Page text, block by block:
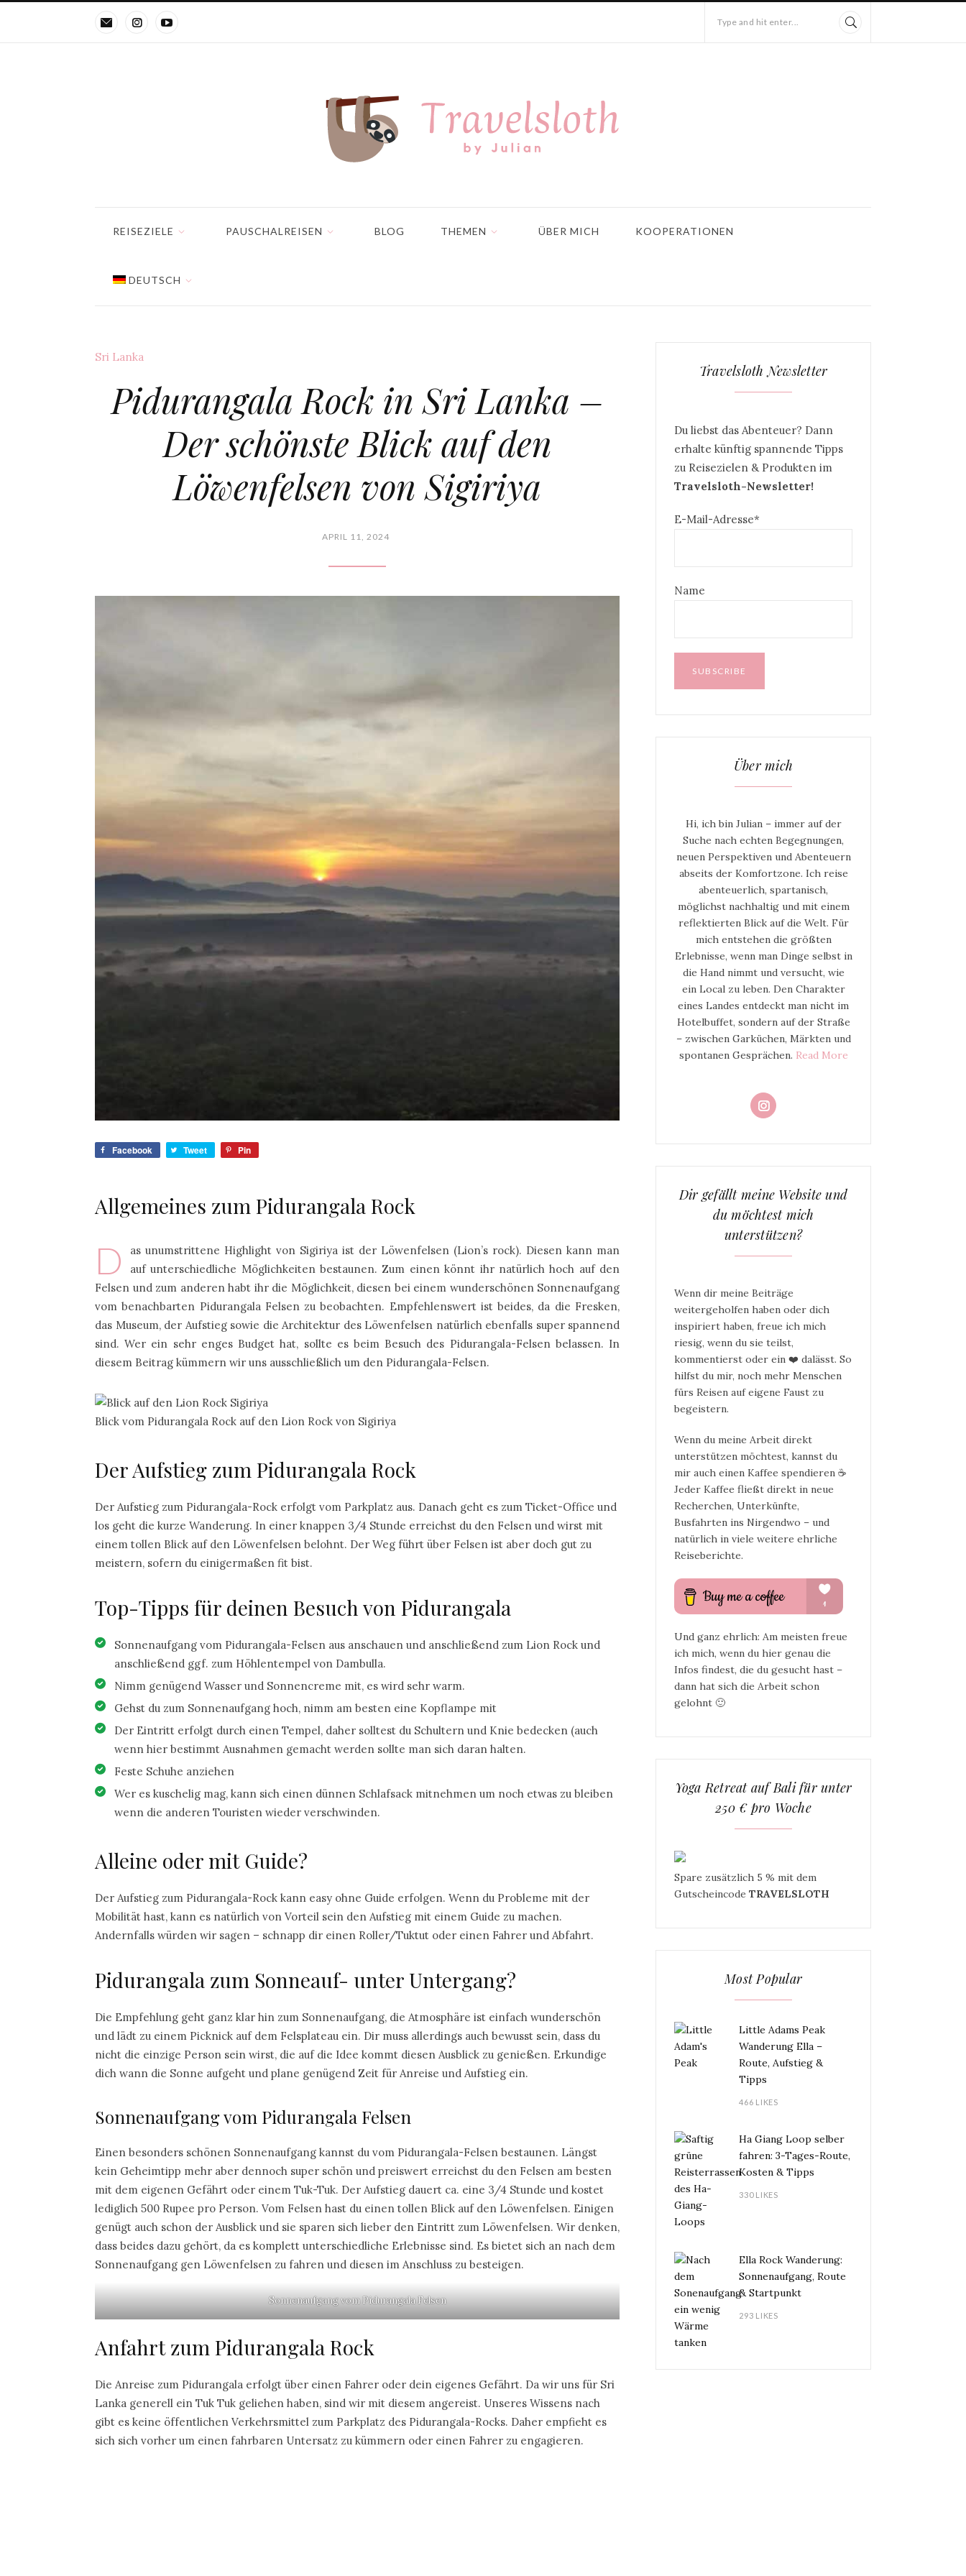
Type and hit enter...
REISEZIELE PAUSCHALREISEN BLOG THEMEN ÜBER MICH KOOPERATIONEN
DEUTSCH
Sri Lanka
Pidurangala Rock in Sri Lanka –
Der schönste Blick auf den
Löwenfelsen von Sigiriya
APRIL 11, 2024
Facebook Tweet Pin
Allgemeines zum Pidurangala Rock
D
as unumstrittene Highlight von Sigiriya ist der Löwenfelsen (Lion’s rock). Diesen kann man
auf unterschiedliche Möglichkeiten bestaunen. Zum einen könnt ihr natürlich hoch auf den
Felsen und zum anderen habt ihr die Möglichkeit, diesen bei einem wunderschönen Sonnenaufgang
vom benachbarten Pidurangala Felsen zu beobachten. Empfehlenswert ist beides, da die Fresken,
das Museum, der Aufstieg sowie die Architektur des Löwenfelsen natürlich ebenfalls super spannend
sind. Wer ein sehr enges Budget hat, sollte es beim Besuch des Pidurangala-Felsen belassen. In
diesem Beitrag kümmern wir uns ausschließlich um den Pidurangala-Felsen.
Blick vom Pidurangala Rock auf den Lion Rock von Sigiriya
Der Aufstieg zum Pidurangala Rock
Der Aufstieg zum Pidurangala-Rock erfolgt vom Parkplatz aus. Danach geht es zum Ticket-Office und
los geht die kurze Wanderung. In einer knappen 3/4 Stunde erreichst du den Felsen und wirst mit
einem tollen Blick auf den Löwenfelsen belohnt. Der Weg führt über Felsen ist aber doch gut zu
meistern, sofern du einigermaßen fit bist.
Top-Tipps für deinen Besuch von Pidurangala
Sonnenaufgang vom Pidurangala-Felsen aus anschauen und anschließend zum Lion Rock und
anschließend ggf. zum Höhlentempel von Dambulla.
Nimm genügend Wasser und Sonnencreme mit, es wird sehr warm.
Gehst du zum Sonnenaufgang hoch, nimm am besten eine Kopflampe mit
Der Eintritt erfolgt durch einen Tempel, daher solltest du Schultern und Knie bedecken (auch
wenn hier bestimmt Ausnahmen gemacht werden sollte man sich daran halten.
Feste Schuhe anziehen
Wer es kuschelig mag, kann sich einen dünnen Schlafsack mitnehmen um noch etwas zu bleiben
wenn die anderen Touristen wieder verschwinden.
Alleine oder mit Guide?
Der Aufstieg zum Pidurangala-Rock kann easy ohne Guide erfolgen. Wenn du Probleme mit der
Mobilität hast, kann es natürlich von Vorteil sein den Aufstieg mit einem Guide zu machen.
Andernfalls würden wir sagen – schnapp dir einen Roller/Tuktut oder einen Fahrer und Abfahrt.
Pidurangala zum Sonneauf- unter Untergang?
Die Empfehlung geht ganz klar hin zum Sonnenaufgang, die Atmosphäre ist einfach wunderschön
und lädt zu einem Picknick auf dem Felsplateau ein. Dir muss allerdings auch bewusst sein, dass du
nicht die einzige Person sein wirst, die auf die Idee kommt diesen Ausblick zu genießen. Erkundige
dich wann die Sonne aufgeht und plane genügend Zeit für Anreise und Aufstieg ein.
Sonnenaufgang vom Pidurangala Felsen
Einen besonders schönen Sonnenaufgang kannst du vom Pidurangala-Felsen bestaunen. Längst
kein Geheimtipp mehr aber dennoch super schön und preiswert erreichst du den Felsen am besten
mit dem eigenen Gefährt oder einem Tuk-Tuk. Der Aufstieg dauert ca. eine 3/4 Stunde und kostet
lediglich 500 Rupee pro Person. Vom Felsen hast du einen tollen Blick auf den Löwenfelsen. Einigen
genügt auch schon der Ausblick und sie sparen sich lieber den Eintritt zum Löwenfelsen. Wir denken,
dass beides dazu gehört, da es komplett unterschiedliche Erlebnisse sind. Es bietet sich an nach dem
Sonnenaufgang gen Löwenfelsen zu fahren und diesen im Anschluss zu besteigen.
Sonnenaufgang vom Pidurangala Felsen
Anfahrt zum Pidurangala Rock
Die Anreise zum Pidurangala erfolgt über einen Fahrer oder dein eigenes Gefährt. Da wir uns für Sri
Lanka generell ein Tuk Tuk geliehen haben, sind wir mit diesem angereist. Unseres Wissens nach
gibt es keine öffentlichen Verkehrsmittel zum Parkplatz des Pidurangala-Rocks. Daher empfieht es
sich sich vorher um einen fahrbaren Untersatz zu kümmern oder einen Fahrer zu engagieren.
Travelsloth Newsletter
Du liebst das Abenteuer? Dann
erhalte künftig spannende Tipps
zu Reisezielen & Produkten im
Travelsloth-Newsletter!
E-Mail-Adresse*
Name
Über mich
Hi, ich bin Julian – immer auf der
Suche nach echten Begegnungen,
neuen Perspektiven und Abenteuern
abseits der Komfortzone. Ich reise
abenteuerlich, spartanisch,
möglichst nachhaltig und mit einem
reflektierten Blick auf die Welt. Für
mich entstehen die größten
Erlebnisse, wenn man Dinge selbst in
die Hand nimmt und versucht, wie
ein Local zu leben. Den Charakter
eines Landes entdeckt man nicht im
Hotelbuffet, sondern auf der Straße
– zwischen Garküchen, Märkten und
spontanen Gesprächen. Read More
Dir gefällt meine Website und
du möchtest mich
unterstützen?
Wenn dir meine Beiträge
weitergeholfen haben oder dich
inspiriert haben, freue ich mich
riesig, wenn du sie teilst,
kommentierst oder ein ❤️ dalässt. So
hilfst du mir, noch mehr Menschen
fürs Reisen auf eigene Faust zu
begeistern.
Wenn du meine Arbeit direkt
unterstützen möchtest, kannst du
mir auch einen Kaffee spendieren ☕
Jeder Kaffee fließt direkt in neue
Recherchen, Unterkünfte,
Busfahrten ins Nirgendwo – und
natürlich in viele weitere ehrliche
Reiseberichte.
Und ganz ehrlich: Am meisten freue
ich mich, wenn du hier genau die
Infos findest, die du gesucht hast –
dann hat sich die Arbeit schon
gelohnt 🙂
Yoga Retreat auf Bali für unter
250 € pro Woche
Spare zusätzlich 5 % mit dem
Gutscheincode TRAVELSLOTH
Most Popular
Little Adams Peak
Wanderung Ella –
Route, Aufstieg &
Tipps
466 LIKES
Ha Giang Loop selber
fahren: 3-Tages-Route,
Kosten & Tipps
330 LIKES
Ella Rock Wanderung:
Sonnenaufgang, Route
& Startpunkt
293 LIKES